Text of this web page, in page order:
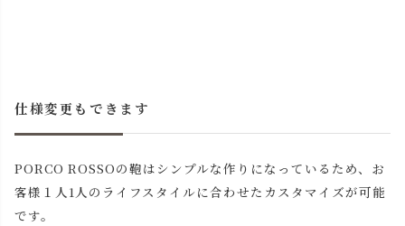
仕様変更もできます
PORCO ROSSOの鞄はシンプルな作りになっているため、お
客様１人1人のライフスタイルに合わせたカスタマイズが可能
です。